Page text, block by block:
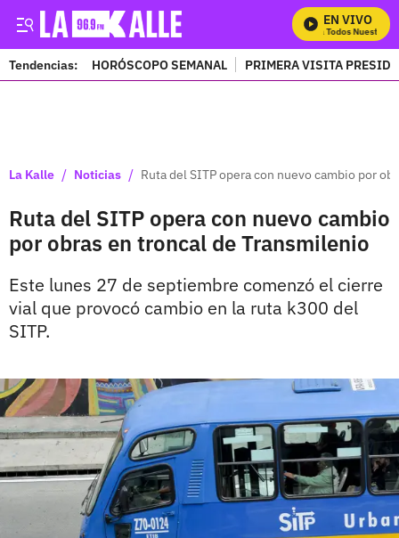
EN VIVO
Mira Todos Nuestros
Tendencias: HORÓSCOPO SEMANAL PRIMERA VISITA
La Kalle / Noticias / Ruta del SITP opera con nuevo cambio por
Ruta del SITP opera con nuevo cambio
por obras en troncal de Transmilenio
Este lunes 27 de septiembre comenzó el cierre
vial que provocó cambio en la ruta k300 del
SITP.